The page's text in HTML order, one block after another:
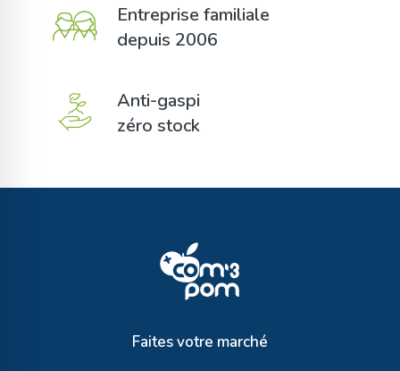
Entreprise familiale
depuis 2006
Anti-gaspi
zéro stock
Faites votre marché